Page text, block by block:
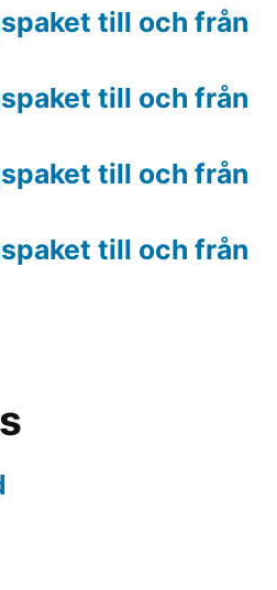
till och från
till och från
till och från
till och från